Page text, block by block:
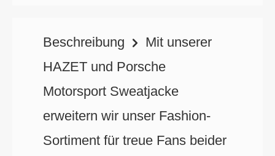
Beschreibung
Mit unserer
HAZET und Porsche
Motorsport Sweatjacke
erweitern wir unser Fashion-
Sortiment für treue Fans beider